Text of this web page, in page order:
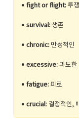
• fight or flight:투
• survival:생존
• chronic:만성적인
• excessive:과도한
• fatigue:피로
• crucial:결정적인,